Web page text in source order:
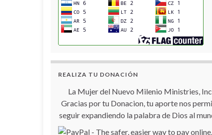
REALIZA TU DONACIÓN
La Mujer del Nuevo Milenio Ministries, Inc
Gracias por tu Donacion, tu aporte nos
seguir expandiendo la palabra de Dios al